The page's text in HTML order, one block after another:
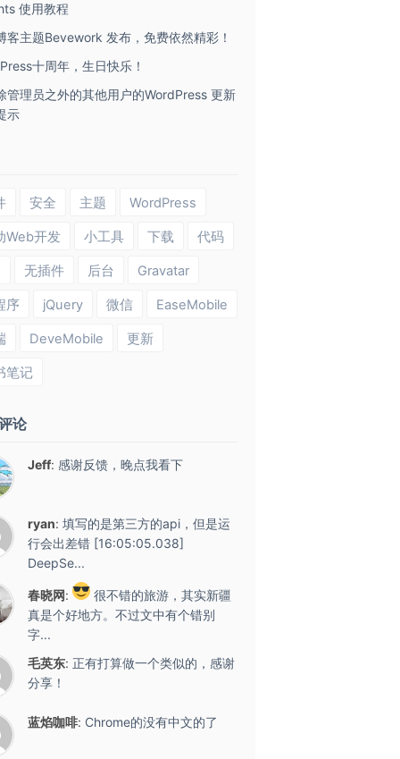
使用教程
客主题Bevework 发布，免费依然精彩！
十周年，生日快乐！
管理员之外的其他用户的WordPress 更新
示
安全 主题 WordPress
Web开发 小工具 下载 代码
无插件 后台 Gravatar
序 jQuery 微信 EaseMobile
DeveMobile 更新
笔记
论
Jeff: 感谢反馈，晚点我看下
ryan: 填写的是第三方的api，但是运
行会出差错 [16:05:05.038]
DeepSe...
春晓网:
很不错的旅游，其实新疆
真是个好地方。不过文中有个错别
字...
毛英东: 正有打算做一个类似的，感谢
分享！
蓝焰咖啡: Chrome的没有中文的了